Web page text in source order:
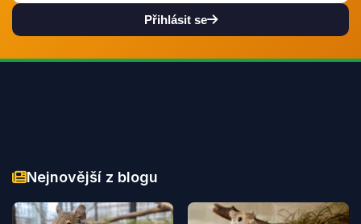
Přihlásit se
Nejnovější z blogu